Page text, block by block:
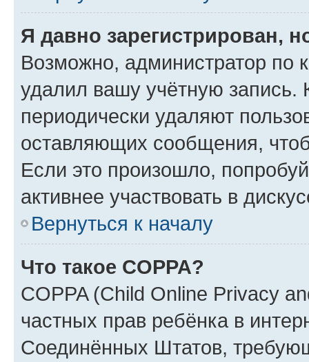
Я давно зарегистрирован,
Возможно, администратор по
удалил вашу учётную запись.
периодически удаляют
оставляющих сообщения,
Если это произошло,
активнее участвовать в
Вернуться к началу
Что такое COPPA?
COPPA (Child Online Privacy
частных прав ребёнка в
Соединённых Штатов,